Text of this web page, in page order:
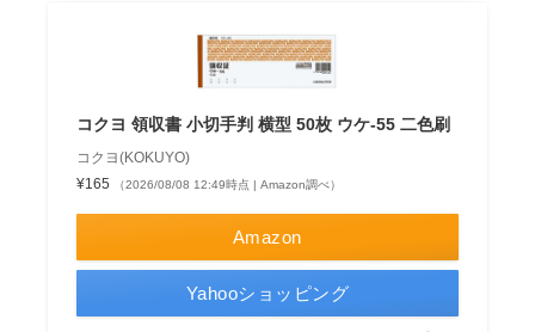
コクヨ 領収書 小切手判 横型 50枚 ウケ-55 二色刷
コクヨ(KOKUYO)
¥165
（2026/08/08 12:49時点 | Amazon調べ）
Amazon
Yahooショッピング